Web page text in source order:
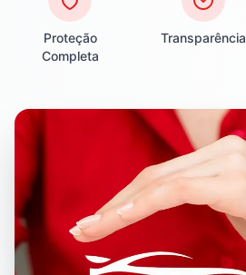
Proteção
Completa
Transparência